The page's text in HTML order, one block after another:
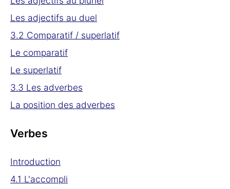
Les adjectifs au duel
3.2 Comparatif / superlatif
Le comparatif
Le superlatif
3.3 Les adverbes
La position des adverbes
Verbes
Introduction
4.1 L'accompli